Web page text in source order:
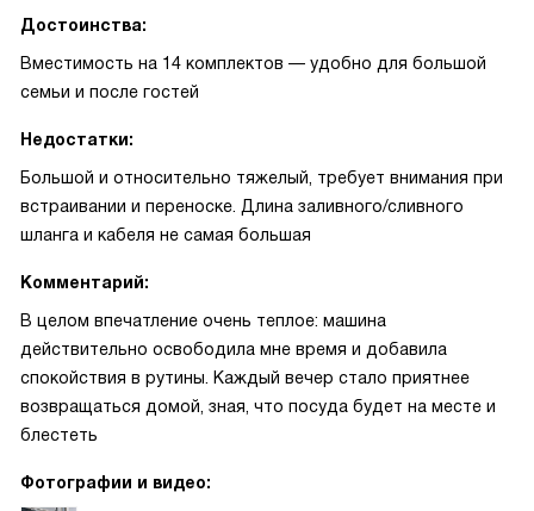
Достоинства:
Вместимость на 14 комплектов — удобно для большой
семьи и после гостей
Недостатки:
Большой и относительно тяжелый, требует внимания при
встраивании и переноске. Длина заливного/сливного
шланга и кабеля не самая большая
Комментарий:
В целом впечатление очень теплое: машина
действительно освободила мне время и добавила
спокойствия в рутины. Каждый вечер стало приятнее
возвращаться домой, зная, что посуда будет на месте и
блестеть
Фотографии и видео: